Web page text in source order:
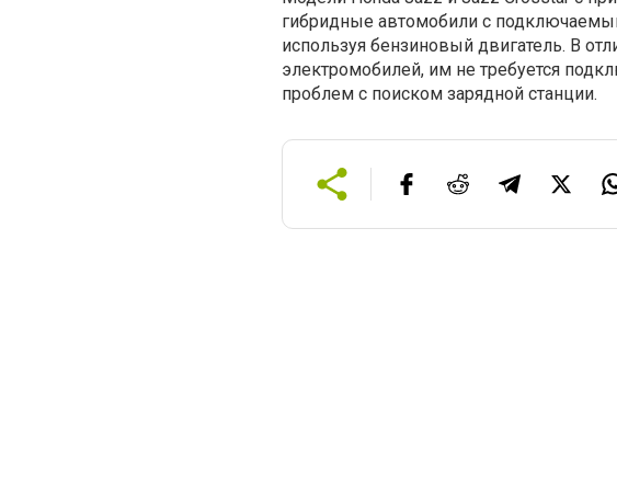
гибридные автомобили с
используя бензиновый двигатель. В
электромобилей, им не требуется
проблем с поиском зарядной станции.